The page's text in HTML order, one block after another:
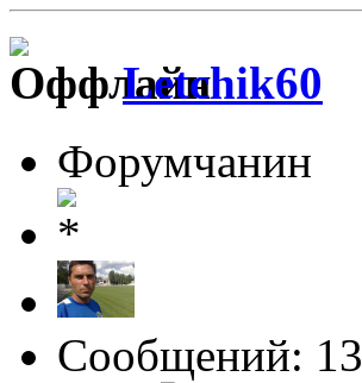
Letchik60
Форумчанин
Сообщений: 13